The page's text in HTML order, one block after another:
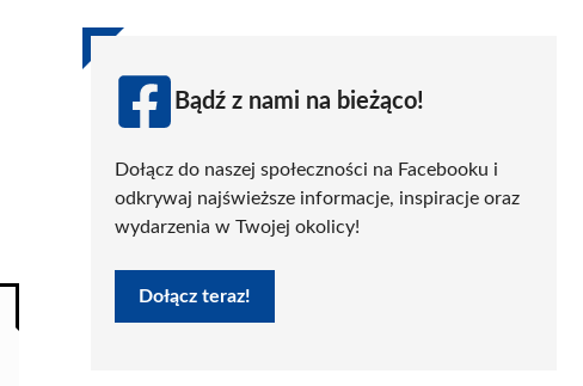
Bądź z nami na bieżąco!
Dołącz do naszej społeczności na Facebooku i
odkrywaj najświeższe informacje, inspiracje oraz
wydarzenia w Twojej okolicy!
Dołącz teraz!